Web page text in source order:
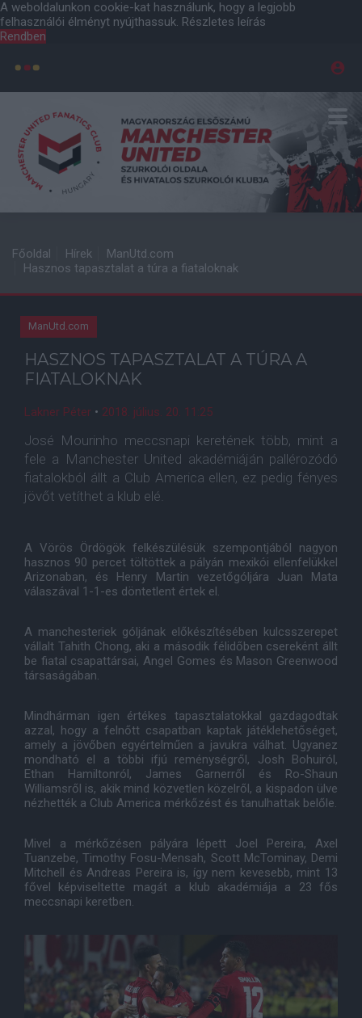
A weboldalunkon cookie-kat használunk, hogy a legjobb
felhasználói élményt nyújthassuk. Részletes leírás
Rendben
Főoldal Hírek
ManUtd.com
Hasznos tapasztalat a túra a fiataloknak
ManUtd.com
HASZNOS TAPASZTALAT A TÚRA A
FIATALOKNAK
Lakner Péter • 2018. július. 20. 11:25
José Mourinho meccsnapi keretének több, mint a
fele a Manchester United akadémiáján pallérozódó
fiatalokból állt a Club America ellen, ez pedig fényes
jövőt vetíthet a klub elé.
A Vörös Ördögök felkészülésük szempontjából nagyon
hasznos 90 percet töltöttek a pályán mexikói ellenfelükkel
Arizonaban, és Henry Martin vezetőgóljára Juan Mata
válaszával 1-1-es döntetlent értek el.
A manchesteriek góljának előkészítésében kulcsszerepet
vállalt Tahith Chong, aki a második félidőben csereként állt
be fiatal csapattársai, Angel Gomes és Mason Greenwood
társaságában.
Mindhárman igen értékes tapasztalatokkal gazdagodtak
azzal, hogy a felnőtt csapatban kaptak játéklehetőséget,
amely a jövőben egyértelműen a javukra válhat. Ugyanez
mondható el a többi ifjú reménységről, Josh Bohuiról,
Ethan Hamiltonról, James Garnerről és Ro-Shaun
Williamsről is, akik mind közvetlen közelről, a kispadon ülve
nézhették a Club America mérkőzést és tanulhattak belőle.
Mivel a mérkőzésen pályára lépett Joel Pereira, Axel
Tuanzebe, Timothy Fosu-Mensah, Scott McTominay, Demi
Mitchell és Andreas Pereira is, így nem kevesebb, mint 13
fővel képviseltette magát a klub akadémiája a 23 fős
meccsnapi keretben.